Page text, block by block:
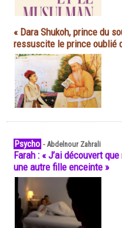
« Dara Shukoh, prince du
ressuscite le prince oublié
Psycho -Abdelnour Zahrali
Farah : « J’ai découvert
une autre fille enceinte »